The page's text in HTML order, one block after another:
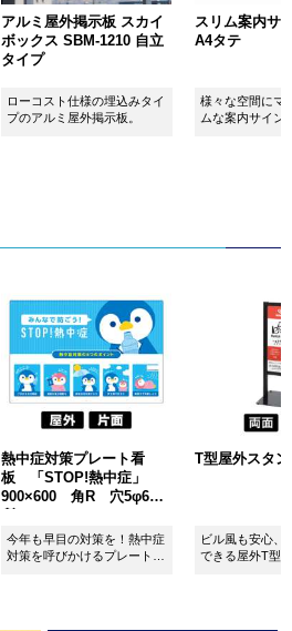
アルミ屋外掲示板 スカイ
ボックス SBM-1210 自立
タイプ
ローコスト仕様の埋込みタイ
プのアルミ屋外掲示板。
スリム案内サ
A4タテ
様々な空間にマ
ムな案内サイン
熱中症対策プレート看
板 「STOP!熱中症」
900×600 角R 穴5φ6カ
今年も早目の対策を！熱中症
対策を呼びかけるプレート看
T型屋外スタ
ビル風も安心、
できる屋外T型